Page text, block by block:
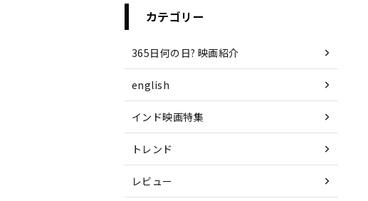
カテゴリー
365日何の日? 映画紹介
english
インド映画特集
トレンド
レビュー